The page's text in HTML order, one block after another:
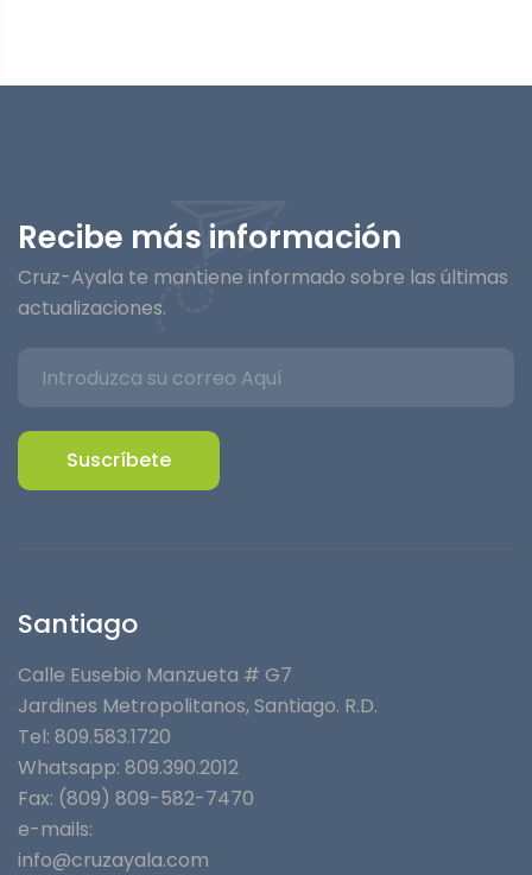
Recibe más información
Cruz-Ayala te mantiene informado sobre las últimas
actualizaciones.
Suscríbete
Santiago
Calle Eusebio Manzueta # G7
Jardines Metropolitanos⁣, Santiago. R.D.
Tel: 809.583.1720
Whatsapp: 809.390.2012
Fax: (809) 809-582-7470
e-mails:
info@cruzayala.com